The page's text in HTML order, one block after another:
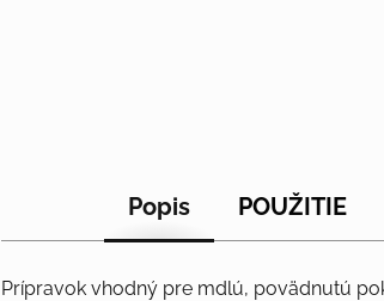
Popis POUŽITIE
Prípravok vhodný pre mdlú, povädnutú